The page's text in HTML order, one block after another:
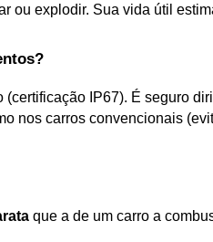
ou explodir. Sua vida útil
IP67). É seguro
nos carros convencionais
que a de um carro a